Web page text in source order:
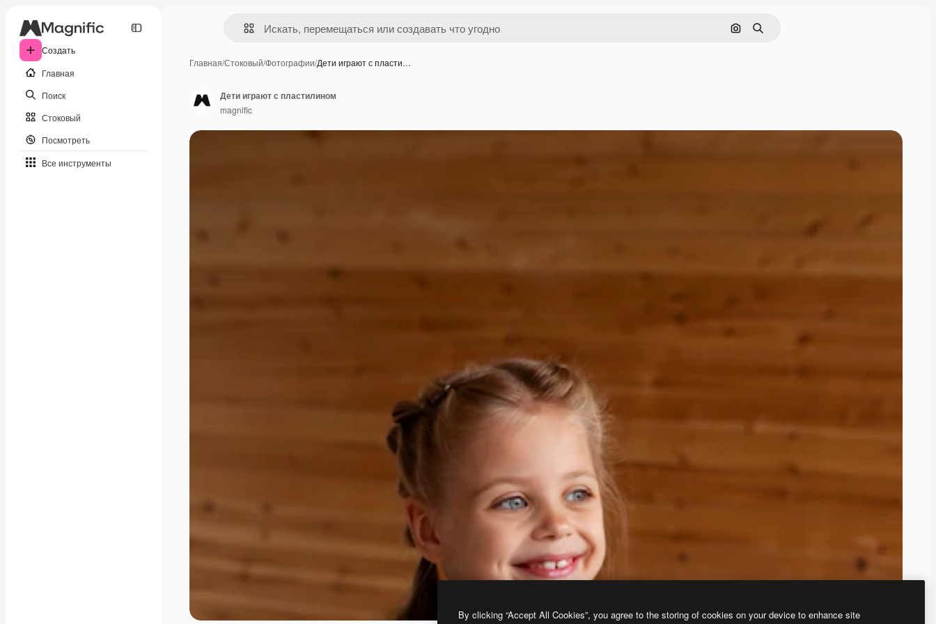
Создать
Главная
Поиск
Стоковый
Посмотреть
Все инструменты
Поиск по изображению
Поиск
Главная/Стоковый/Фотографии/Дети играют с пласти…
Дети играют с пластилином
magnific
By clicking “Accept All Cookies”, you agree to the storing of cookies on your device to enhance site